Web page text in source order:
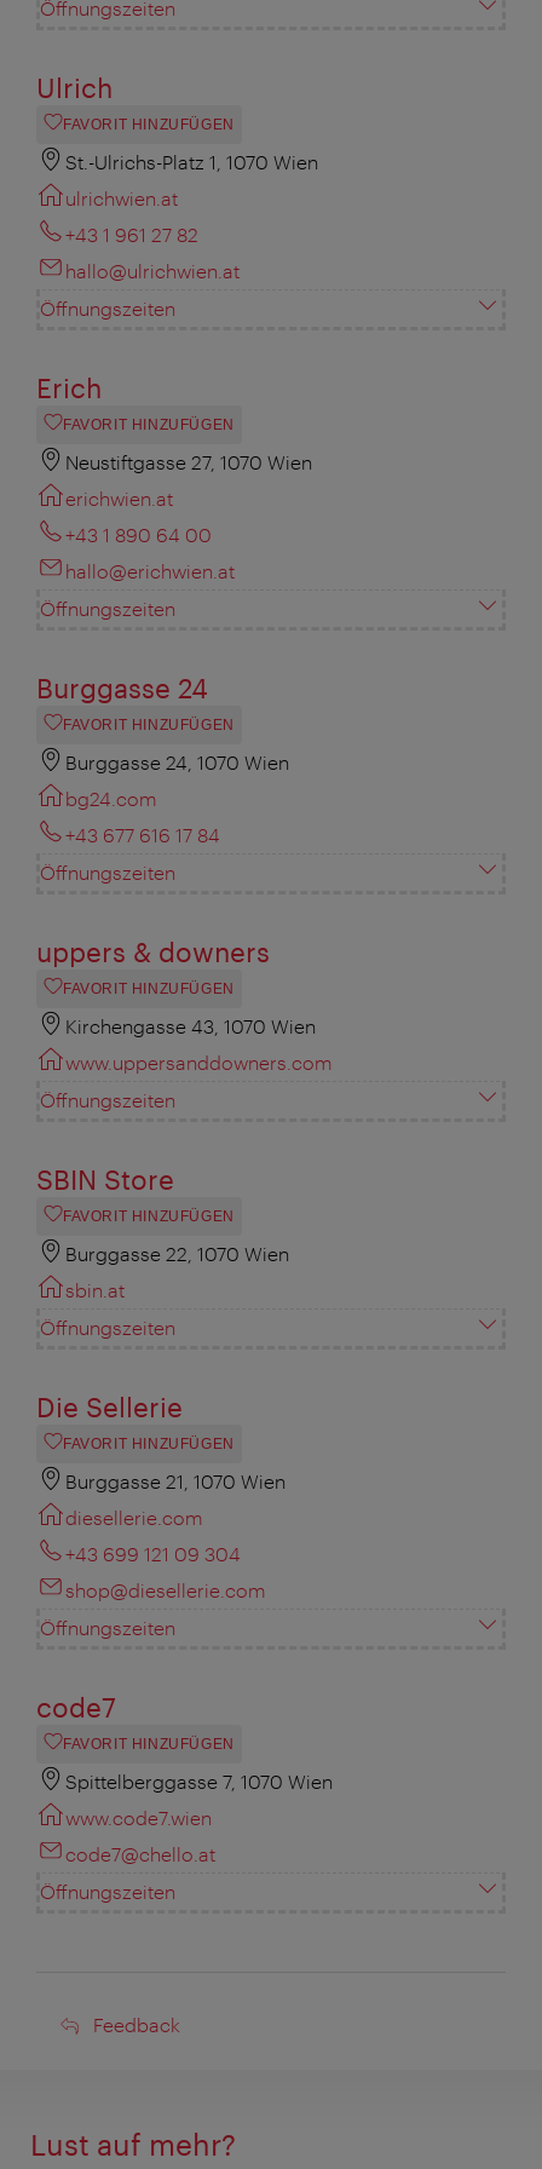
Öffnungszeiten
Ulrich
FAVORIT HINZUFÜGEN
St.-Ulrichs-Platz 1, 1070 Wien
ulrichwien.at
+43 1 961 27 82
hallo@ulrichwien.at
Öffnungszeiten
Erich
FAVORIT HINZUFÜGEN
Neustiftgasse 27, 1070 Wien
erichwien.at
+43 1 890 64 00
hallo@erichwien.at
Öffnungszeiten
Burggasse 24
FAVORIT HINZUFÜGEN
Burggasse 24, 1070 Wien
bg24.com
+43 677 616 17 84
Öffnungszeiten
uppers & downers
FAVORIT HINZUFÜGEN
Kirchengasse 43, 1070 Wien
www.uppersanddowners.com
Öffnungszeiten
SBIN Store
FAVORIT HINZUFÜGEN
Burggasse 22, 1070 Wien
sbin.at
Öffnungszeiten
Die Sellerie
FAVORIT HINZUFÜGEN
Burggasse 21, 1070 Wien
diesellerie.com
+43 699 121 09 304
shop@diesellerie.com
Öffnungszeiten
code7
FAVORIT HINZUFÜGEN
Spittelberggasse 7, 1070 Wien
www.code7.wien
code7@chello.at
Öffnungszeiten
Feedback
Feedback
Lust auf mehr?